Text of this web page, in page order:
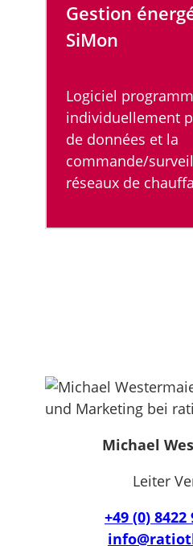
Gestion
SiMon
Logiciel
individuellement
de données et la
commande/
réseaux de
Michael
Leiter
+49 (0) 8422